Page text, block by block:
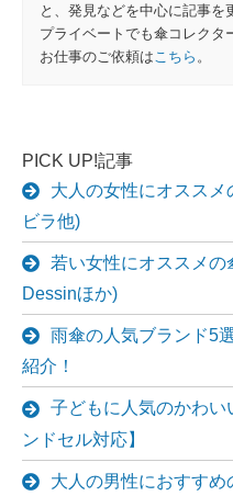
と、発見などを中心に記事を
プライベートでも傘コレクタ
お仕事のご依頼は こちら 。
PICK UP!記事
大人の女性にオスス
ビラ他)
若い女性にオススメの
Dessinほか)
雨傘の人気ブランド5
紹介！
子どもに人気のかわい
ンドセル対応】
大人の男性におすす